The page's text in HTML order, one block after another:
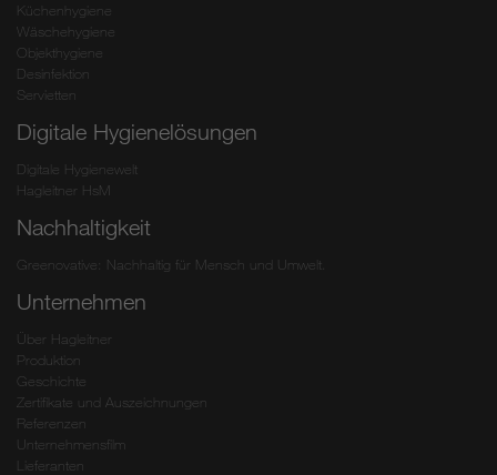
Küchenhygiene
Wäschehygiene
Objekthygiene
Desinfektion
Servietten
Digitale Hygienelösungen
Digitale Hygienewelt
Hagleitner HsM
Nachhaltigkeit
Greenovative: Nachhaltig für Mensch und Umwelt.
Unternehmen
Über Hagleitner
Produktion
Geschichte
Zertifikate und Auszeichnungen
Referenzen
Unternehmensfilm
Lieferanten